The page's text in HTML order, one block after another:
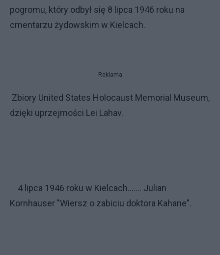
pogromu, który odbył się 8 lipca 1946 roku na
cmentarzu żydowskim w Kielcach.
Reklama
Zbiory United States Holocaust Memorial Museum,
dzięki uprzejmości Lei Lahav.
4 lipca 1946 roku w Kielcach....... Julian
Kornhauser "Wiersz o zabiciu doktora Kahane".